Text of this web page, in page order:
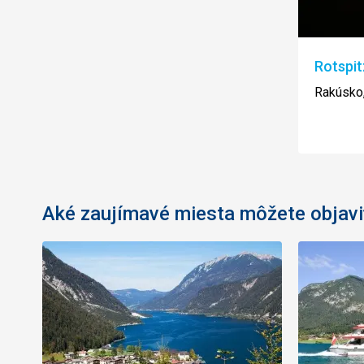
Aké zaujímavé miesta môžete